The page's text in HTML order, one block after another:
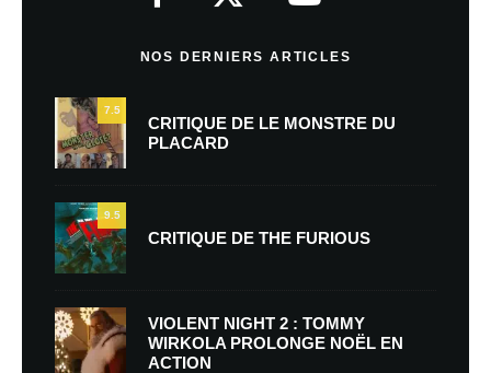
NOS DERNIERS ARTICLES
7.5
CRITIQUE DE LE MONSTRE DU
PLACARD
9.5
CRITIQUE DE THE FURIOUS
VIOLENT NIGHT 2 : TOMMY
WIRKOLA PROLONGE NOËL EN
ACTION